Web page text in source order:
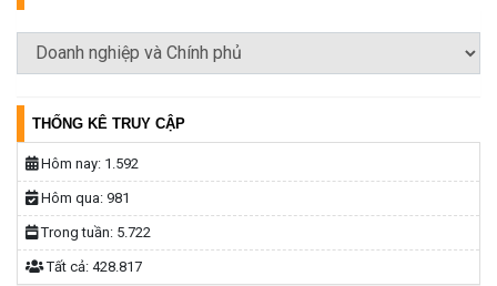
THỐNG KÊ TRUY CẬP
Hôm nay: 1.592
Hôm qua: 981
Trong tuần: 5.722
Tất cả: 428.817